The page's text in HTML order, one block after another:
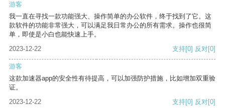
游客
我一直在寻找一款功能强大、操作简单的办公软件，终于找到了它。这
款软件的功能非常强大，可以满足我日常办公的所有需求。操作也很简
单，即使是小白也能快速上手。
2023-12-22
支持[0] 反对[0]
游客
这款加速器app的安全性有待提高，可以加强防护措施，比如增加双重验
证。
2023-12-22
支持[0] 反对[0]